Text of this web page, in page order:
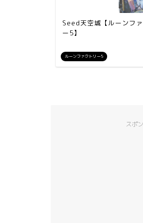
ルーンファクトリー5
Seed天空城【ルーンフ
ー5】
スポ